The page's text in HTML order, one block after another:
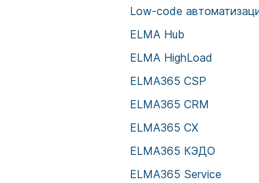
Low-code
ELMA Hub
ELMA HighLoad
ELMA365 CSP
ELMA365 CRM
ELMA365 CX
ELMA365 КЭДО
ELMA365 Service